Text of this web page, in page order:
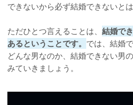
できないから必ず結婚できないとは
ただひとつ言えることは、 結婚で
あるということです。 では、結婚
どんな男なのか、結婚できない男
みていきましょう。